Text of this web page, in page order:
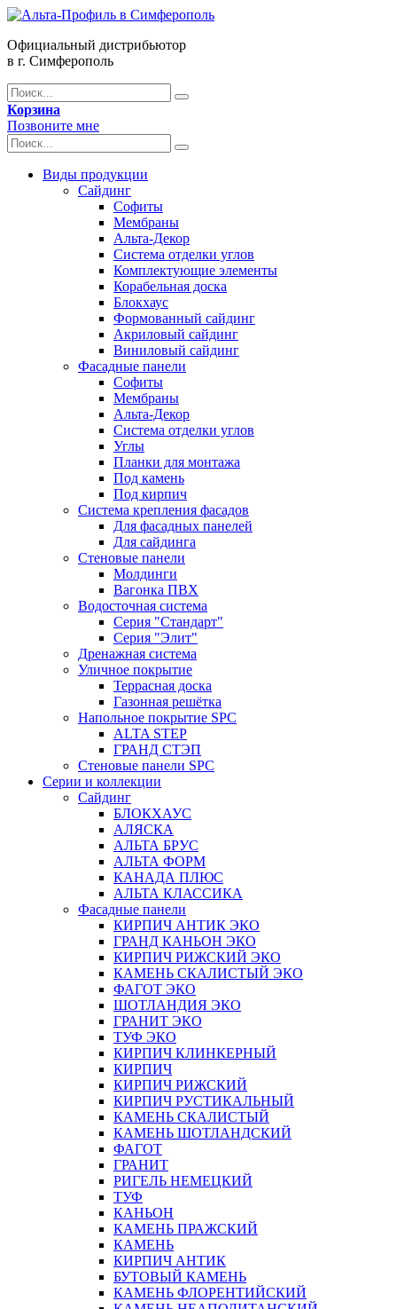
Официальный дистрибьютор
в г. Симферополь
Корзина
Позвоните мне
Виды продукции
Сайдинг
Софиты
Мембраны
Альта-Декор
Система отделки углов
Комплектующие элементы
Корабельная доска
Блокхаус
Формованный сайдинг
Акриловый сайдинг
Виниловый сайдинг
Фасадные панели
Софиты
Мембраны
Альта-Декор
Система отделки углов
Углы
Планки для монтажа
Под камень
Под кирпич
Система крепления фасадов
Для фасадных панелей
Для сайдинга
Стеновые панели
Молдинги
Вагонка ПВХ
Водосточная система
Серия "Стандарт"
Серия "Элит"
Дренажная система
Уличное покрытие
Террасная доска
Газонная решётка
Напольное покрытие SPC
ALTA STEP
ГРАНД СТЭП
Стеновые панели SPC
Серии и коллекции
Сайдинг
БЛОКХАУС
АЛЯСКА
АЛЬТА БРУС
АЛЬТА ФОРМ
КАНАДА ПЛЮС
АЛЬТА КЛАССИКА
Фасадные панели
КИРПИЧ АНТИК ЭКО
ГРАНД КАНЬОН ЭКО
КИРПИЧ РИЖСКИЙ ЭКО
КАМЕНЬ СКАЛИСТЫЙ ЭКО
ФАГОТ ЭКО
ШОТЛАНДИЯ ЭКО
ГРАНИТ ЭКО
ТУФ ЭКО
КИРПИЧ КЛИНКЕРНЫЙ
КИРПИЧ
КИРПИЧ РИЖСКИЙ
КИРПИЧ РУСТИКАЛЬНЫЙ
КАМЕНЬ СКАЛИСТЫЙ
КАМЕНЬ ШОТЛАНДСКИЙ
ФАГОТ
ГРАНИТ
РИГЕЛЬ НЕМЕЦКИЙ
ТУФ
КАНЬОН
КАМЕНЬ ПРАЖСКИЙ
КАМЕНЬ
КИРПИЧ АНТИК
БУТОВЫЙ КАМЕНЬ
КАМЕНЬ ФЛОРЕНТИЙСКИЙ